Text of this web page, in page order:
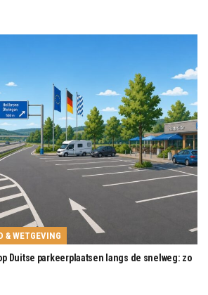
& WETGEVING
Duitse parkeerplaatsen langs de snelweg: zo